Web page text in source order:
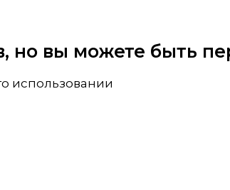
но вы можете быть
использовании